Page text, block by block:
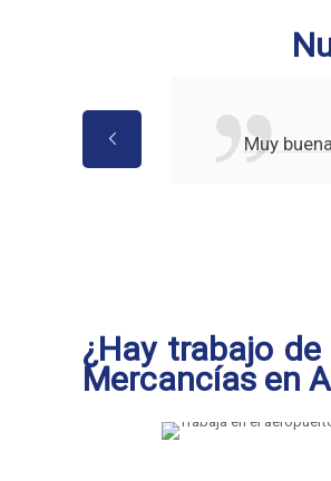
Muy
¿Hay trabajo
Mercancías en